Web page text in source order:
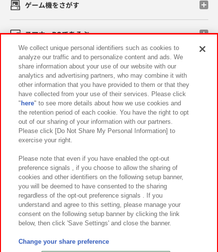
ゲーム機をさがす
スマホ・PCであそぶ
イベント・キャンペーン
関連会社 サステナビリティ サイトポリシー
プライバシーポリシー ウェブアクセシビリティ方針と検証結果
お取引先さまとともに
カスタマーハラスメント対応方針 よくあるご質問・お問い合わせ
©Bandai Namco Amusement Inc.
©Bandai Namco Amusement Lab Inc.
We collect unique personal identifiers such as cookies to
analyze our traffic and to personalize content and ads. We
share information about your use of our website with our
analytics and advertising partners, who may combine it with
other information that you have provided to them or that they
have collected from your use of their services. Please click
" here" to see more details about how we use cookies and
the retention period of each cookie. You have the right to opt
out of our sharing of your information with our partners.
Please click [Do Not Share My Personal Information] to
exercise your right.
Please note that even if you have enabled the opt-out
preference signals , if you choose to allow the sharing of
cookies and other identifiers on the following setup banner,
you will be deemed to have consented to the sharing
regardless of the opt-out preference signals . If you
understand and agree to this setting, please manage your
consent on the following setup banner by clicking the link
below, then click 'Save Settings' and close the banner.
Change your share preference